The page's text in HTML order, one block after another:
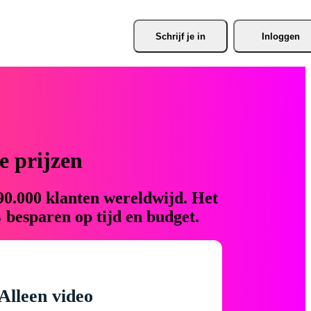
Schrijf je in Inloggen
prijzen
klanten wereldwijd. Het
op tijd en budget.
video